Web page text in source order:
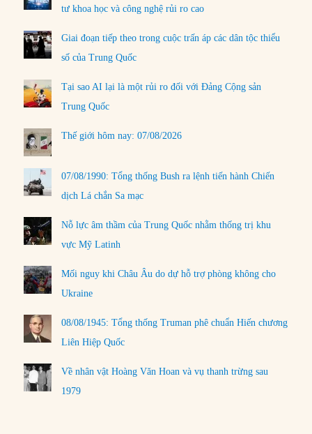
tư khoa học và công nghệ rủi ro cao
Giai đoạn tiếp theo trong cuộc trấn áp các dân tộc thiểu
số của Trung Quốc
Tại sao AI lại là một rủi ro đối với Đảng Cộng sản
Trung Quốc
Thế giới hôm nay: 07/08/2026
07/08/1990: Tổng thống Bush ra lệnh tiến hành Chiến
dịch Lá chắn Sa mạc
Nỗ lực âm thầm của Trung Quốc nhằm thống trị khu
vực Mỹ Latinh
Mối nguy khi Châu Âu do dự hỗ trợ phòng không cho
Ukraine
08/08/1945: Tổng thống Truman phê chuẩn Hiến chương
Liên Hiệp Quốc
Về nhân vật Hoàng Văn Hoan và vụ thanh trừng sau
1979